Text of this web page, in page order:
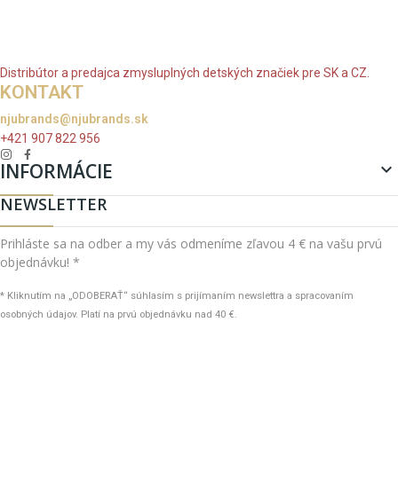
Distribútor a predajca zmysluplných detských značiek pre SK a CZ.
KONTAKT
njubrands@njubrands.sk
+421 907 822 956
INFORMÁCIE

NEWSLETTER
Prihláste sa na odber a my vás odmeníme zľavou 4 € na vašu prvú
objednávku! *
* Kliknutím na „ODOBERAŤ“ súhlasím s prijímaním newslettra a spracovaním
osobných údajov. Platí na prvú objednávku nad 40 €.